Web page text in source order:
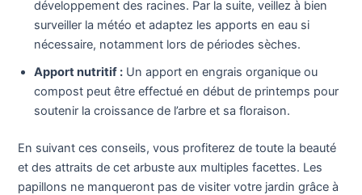
développement des racines. Par la suite, veillez à bien
surveiller la météo et adaptez les apports en eau si
nécessaire, notamment lors de périodes sèches.
Apport nutritif : Un apport en engrais organique ou
compost peut être effectué en début de printemps pour
soutenir la croissance de l’arbre et sa floraison.
En suivant ces conseils, vous profiterez de toute la beauté
et des attraits de cet arbuste aux multiples facettes. Les
papillons ne manqueront pas de visiter votre jardin grâce à